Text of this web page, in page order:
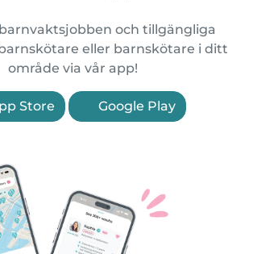
och tillgängliga
eller barnskötare i ditt
område via vår app!
Store Google Play